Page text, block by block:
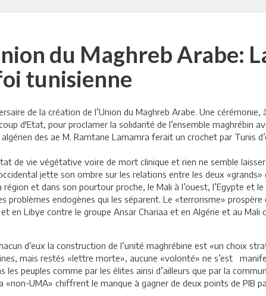
du Maghreb Arabe:
tunisienne
de la création de l’Union du Maghreb Arabe. Une cérémonie,
d'Etat, pour proclamer la solidarité de l’ensemble maghrébin
des ae M. Ramtane Lamamra ferait un crochet par Tunis
de vie végétative voire de mort clinique et rien ne semble
jette son ombre sur les relations entre les deux «grands»
et dans son pourtour proche, le Mali à l’ouest, l’Egypte et le
endogènes qui les séparent. Le «terrorisme»
en Libye contre le groupe Ansar Chariaa et en Algérie et au Mali
d’eux la construction de l’unité maghrébine est «un choix
mais restés «lettre morte», aucune «volonté» ne s’est
peuples comme par les élites ainsi d’ailleurs que par la
UMA» chiffrent le manque à gagner de deux points de PIB